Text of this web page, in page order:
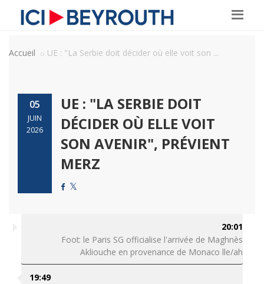
Accueil UE : "La Serbie doit décider où elle voit son ...
05
JUIN
2026
UE : "LA SERBIE DOIT
DÉCIDER OÙ ELLE VOIT
SON AVENIR", PRÉVIENT
MERZ
20:01
Foot: le Paris SG officialise l'arrivée de Maghnès
Akliouche en provenance de Monaco lle/ah
19:49